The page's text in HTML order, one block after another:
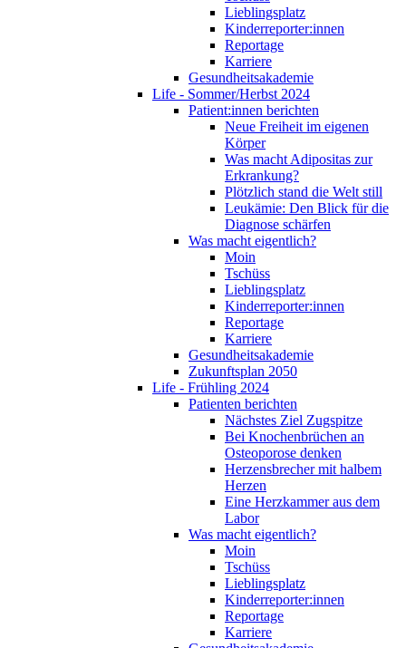
Lieblingsplatz
Kinderreporter:innen
Reportage
Karriere
Gesundheitsakademie
Life - Sommer/Herbst 2024
Patient:innen berichten
Neue Freiheit im eigenen
Körper
Was macht Adipositas zur
Erkrankung?
Plötzlich stand die Welt still
Leukämie: Den Blick für die
Diagnose schärfen
Was macht eigentlich?
Moin
Tschüss
Lieblingsplatz
Kinderreporter:innen
Reportage
Karriere
Gesundheitsakademie
Zukunftsplan 2050
Life - Frühling 2024
Patienten berichten
Nächstes Ziel Zugspitze
Bei Knochenbrüchen an
Osteoporose denken
Herzensbrecher mit halbem
Herzen
Eine Herzkammer aus dem
Labor
Was macht eigentlich?
Moin
Tschüss
Lieblingsplatz
Kinderreporter:innen
Reportage
Karriere